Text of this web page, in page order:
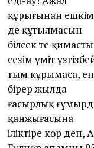
құрығынан
де құтылмасын
білсек те
сезім үміт
тым құрымаса,
бірер жылда
ғасырлық
қанжығасына
іліктіре көр